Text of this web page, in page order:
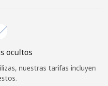
ocultos
nuestras tarifas incluyen